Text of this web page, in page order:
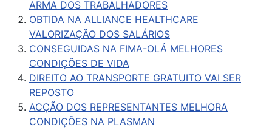
ARMA DOS TRABALHADORES
OBTIDA NA ALLIANCE HEALTHCARE
VALORIZAÇÃO DOS SALÁRIOS
CONSEGUIDAS NA FIMA-OLÁ MELHORES
CONDIÇÕES DE VIDA
DIREITO AO TRANSPORTE GRATUITO VAI SER
REPOSTO
ACÇÃO DOS REPRESENTANTES MELHORA
CONDIÇÕES NA PLASMAN